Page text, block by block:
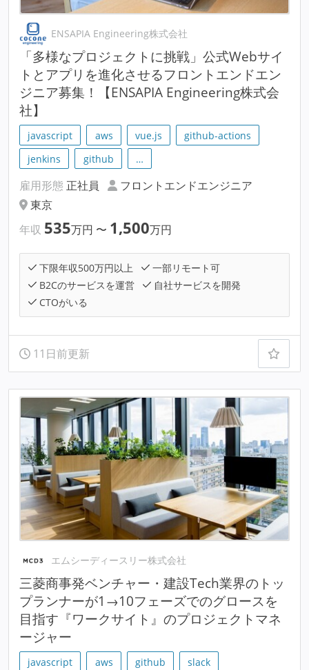
ENSAPIA Engineering株式会社
「多様なプロジェクトに挑戦」公式Webサイ
トとアプリを進化させるフロントエンドエン
ジニア募集！【ENSAPIA Engineering株式会
社】
javascript aws vue.js
github-actions
jenkins
github …
雇用形態 正社員
フロントエンドエンジニア
東京
年収 535万円 〜 1,500万円
下限年収500万円以上
一部リモート可
B2Cのサービスを運営
自社サービスを開発
CTOがいる
11日前更新
エムシーディースリー株式会社
三菱商事発ベンチャー・建設Tech業界のトッ
プランナーが1→10フェーズでのグロースを
目指す『ワークサイト』のプロジェクトマネ
ージャー
javascript aws github
slack